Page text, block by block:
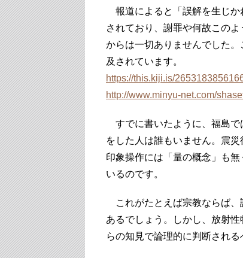
報道によると「誤解を生じか
されており、謝罪や何故この
からは一切ありませんでした
及されています。
https://this.kiji.is/
http://www.minyu-net.com/
すでに書いたように、福島で
をした人は誰もいません。震
印象操作には「量の概念」も
いるのです。
これがたとえば宗教ならば、
あるでしょう。しかし、放射
らの知見で論理的に判断される